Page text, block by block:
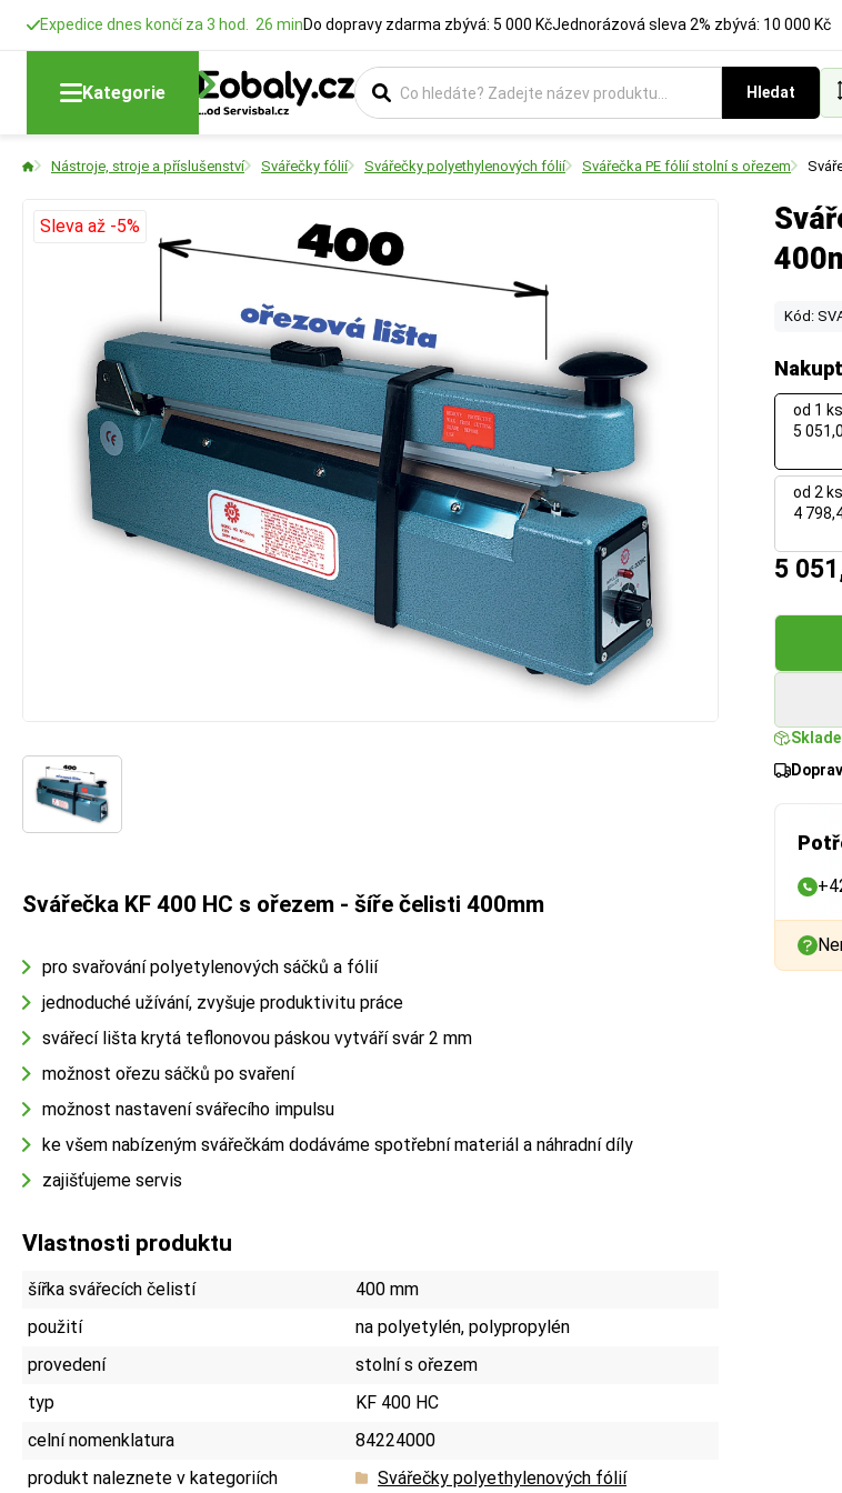
Expedice dnes končí za 3 hod. 26 minDo dopravy zdarma zbývá: 5 000 KčJednorázová sleva 2% zbývá: 10 000 Kč
Kategorie Hledat
Nástroje, stroje a příslušenství Svářečky fólií Svářečky polyethylenových fólií Svářečka PE fólií stolní s ořezem
Kód:
od 1 ks
5
od 2 ks
4
5
Sleva až -5%
Svářečka KF 400 HC s ořezem - šíře čelisti 400mm
pro svařování polyetylenových sáčků a fólií
jednoduché užívání, zvyšuje produktivitu práce
svářecí lišta krytá teflonovou páskou vytváří svár 2 mm
možnost ořezu sáčků po svaření
možnost nastavení svářecího impulsu
ke všem nabízeným svářečkám dodáváme spotřební materiál a náhradní díly
zajišťujeme servis
Vlastnosti produktu
šířka svářecích čelistí
400 mm
použití
na polyetylén, polypropylén
provedení
stolní s ořezem
typ
KF 400 HC
celní nomenklatura
84224000
produkt naleznete v kategoriích
Svářečky polyethylenových fólií